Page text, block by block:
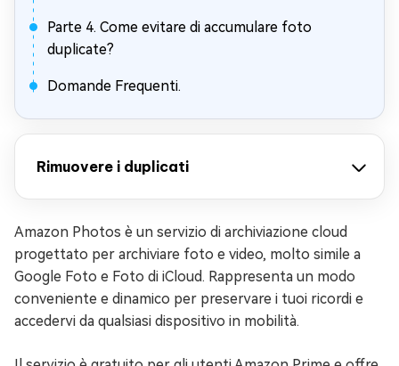
Parte 4. Come evitare di accumulare foto
duplicate?
Domande Frequenti.
Rimuovere i duplicati
Amazon Photos è un servizio di archiviazione cloud
progettato per archiviare foto e video, molto simile a
Google Foto e Foto di iCloud. Rappresenta un modo
conveniente e dinamico per preservare i tuoi ricordi e
accedervi da qualsiasi dispositivo in mobilità.